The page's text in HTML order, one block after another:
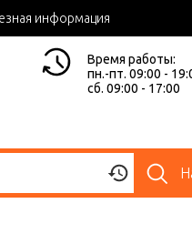
информация
Время работы:
пн.-пт. 09:00 -
сб. 09:00 - 17:00